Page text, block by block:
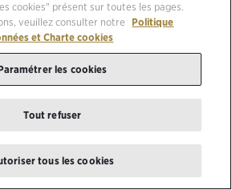
has named Alexander Peitersen as CEO of
immediately. Peitersen has been with
and was previously CEO of Publicis in
the CEO and co-founder of the Publicis
He has headed past agency
Denmark and Finland for Publicis
Cathrine Toubal who will join as the Chief
in February, and Nordics CFO Astri
regional leadership team for Publicis
Nordics. As one of the four solutions hubs of
cookies" présent sur toutes les pages.
veuillez consulter notre
Politique
et Charte cookies
les cookies
Tout refuser
tous les cookies